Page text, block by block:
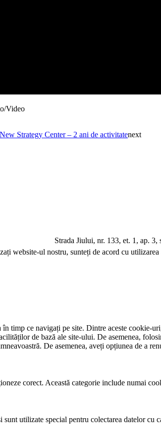
Video
Strategy Center – 2 ani de activitatenext
Jiului, nr. 133, et. 1, ap. 3,
website-ul nostru, sunteți de acord cu utilizarea
timp ce navigați pe site. Dintre aceste cookie-
de bază ale site-ului. De asemenea,
De asemenea, aveți opțiunea de a
corect. Această categorie include numai
utilizate special pentru colectarea datelor